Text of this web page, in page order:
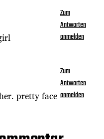
Zum
Antworten
anmelden
pretty face
Zum
Antworten
anmelden